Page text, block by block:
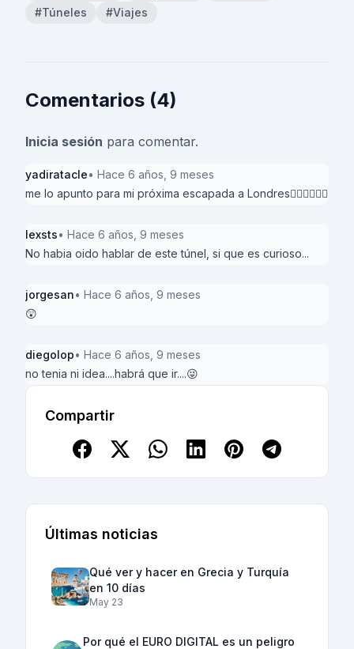
#Túneles
#Viajes
Comentarios (4)
Inicia sesión para comentar.
yadiratacle• Hace 6 años, 9 meses
me lo apunto para mi próxima escapada a Londres👍🏼👍🏼👍🏼
lexsts• Hace 6 años, 9 meses
No habia oido hablar de este túnel, si que es curioso...
jorgesan• Hace 6 años, 9 meses
😲
diegolop• Hace 6 años, 9 meses
no tenia ni idea....habrá que ir....😜
Compartir
Últimas noticias
Qué ver y hacer en Grecia y Turquía
en 10 días
May 23
Por qué el EURO DIGITAL es un peligro